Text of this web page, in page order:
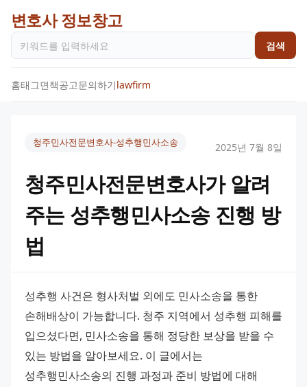
변호사 정보창고
검색
홈태그면책공고문의하기lawfirm
청주민사전문변호사-성추행민사소송 2025년 7월 8일
청주민사전문변호사가 알려
주는 성추행민사소송 진행 방
법
성추행 사건은 형사처벌 외에도 민사소송을 통한
손해배상이 가능합니다. 청주 지역에서 성추행 피해를
입으셨다면, 민사소송을 통해 정당한 보상을 받을 수
있는 방법을 알아보세요. 이 글에서는
성추행민사소송의 진행 과정과 준비 방법에 대해